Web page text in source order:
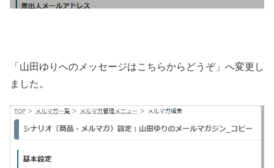
「山田ゆりへのメッセージはこちらからどうぞ」へ変更し
ました。